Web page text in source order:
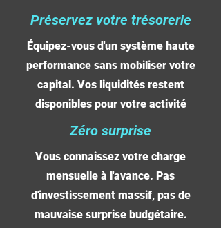
​Préservez votre trésorerie
Équipez-vous d'un système haute
performance sans mobiliser votre
capital. Vos liquidités restent
disponibles pour votre activité
Zéro surprise
Vous connaissez votre charge
mensuelle à l'avance. Pas
d'investissement massif, pas de
mauvaise surprise budgétaire.